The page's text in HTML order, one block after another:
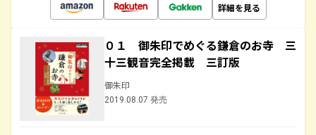
詳細を見る
０１ 御朱印でめぐる鎌倉のお寺 三
十三観音完全掲載 三訂版
御朱印
2019.08.07 発売